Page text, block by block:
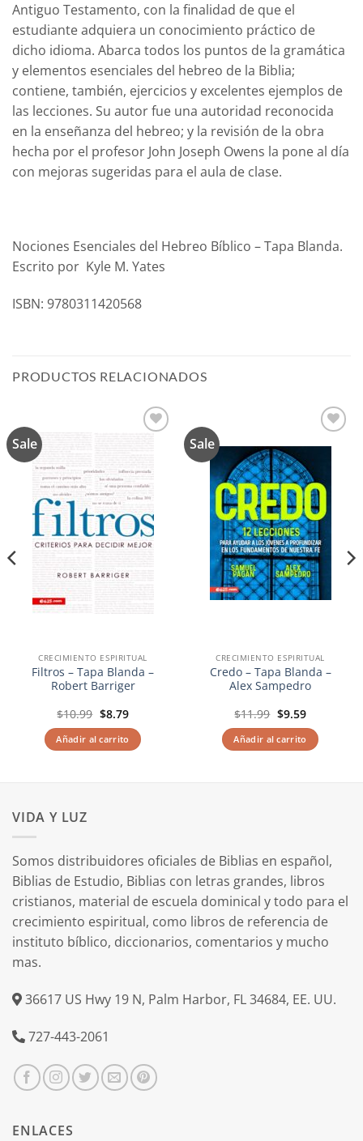
Antiguo Testamento, con la finalidad de que el
estudiante adquiera un conocimiento práctico de
dicho idioma. Abarca todos los puntos de la gramática
y elementos esenciales del hebreo de la Biblia;
contiene, también, ejercicios y excelentes ejemplos de
las lecciones. Su autor fue una autoridad reconocida
en la enseñanza del hebreo; y la revisión de la obra
hecha por el profesor John Joseph Owens la pone al día
con mejoras sugeridas para el aula de clase.
Nociones Esenciales del Hebreo Bíblico – Tapa Blanda.
Escrito por Kyle M. Yates
ISBN: 9780311420568
PRODUCTOS RELACIONADOS
Sale
deseos
CRECIMIENTO ESPIRITUAL
Filtros – Tapa Blanda –
Robert Barriger
$10.99 El
original
era:
$10.99.
$8.79El
actual
es:
$8.79.
Añadir al carrito
Sale
lista de
deseos
CRECIMIENTO ESPIRITUAL
Credo – Tapa Blanda –
Alex Sampedro
$11.99 El
original
era:
$11.99.
$9.59El
actual
es:
$9.59.
Añadir al carrito
VIDA Y LUZ
Somos distribuidores oficiales de Biblias en español,
Biblias de Estudio, Biblias con letras grandes, libros
cristianos, material de escuela dominical y todo para el
crecimiento espiritual, como libros de referencia de
instituto bíblico, diccionarios, comentarios y mucho
mas.
36617 US Hwy 19 N, Palm Harbor, FL 34684, EE. UU.
727-443-2061
ENLACES